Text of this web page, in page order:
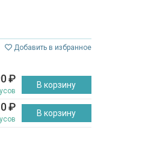
Добавить в избранное
₽ В корзину
₽ В корзину